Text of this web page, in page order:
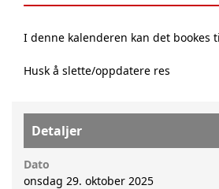
I denne kalenderen kan det bookes
Husk å slette/oppdatere res
Detaljer
Dato
onsdag 29. oktober 2025